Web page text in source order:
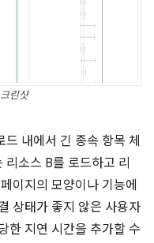
린샷
드 내에서 긴 종속 항목 체
소스 B를 로드하고 리
이지의 모양이나 기능에
상태가 좋지 않은 사용자
한 지연 시간을 추가할 수